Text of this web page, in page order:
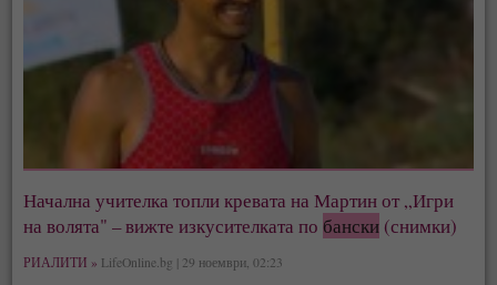
Начална учителка топли кревата на Мартин от „Игри
на волята" – вижте изкусителката по бански (снимки)
РИАЛИТИ » LifeOnline.bg | 29 ноември, 02:23